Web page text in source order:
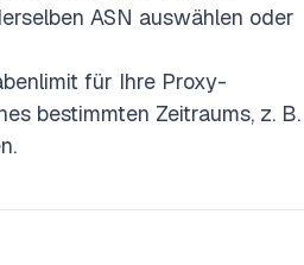
ASN auswählen oder
für Ihre Proxy-
bestimmten Zeitraums, z. B.